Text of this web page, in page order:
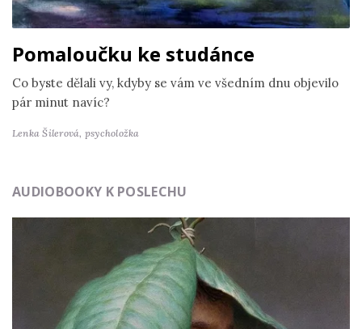
Pomaloučku ke studánce
Co byste dělali vy, kdyby se vám ve všedním dnu objevilo
pár minut navíc?
Lenka Šilerová, psycholožka
AUDIOBOOKY K POSLECHU